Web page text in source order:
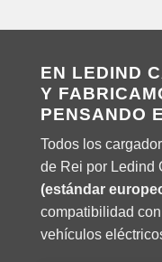
EN LEDIND
Y
PENSANDO
Todos los
de Rei por Ledind
(estándar
compatibilidad
vehículos